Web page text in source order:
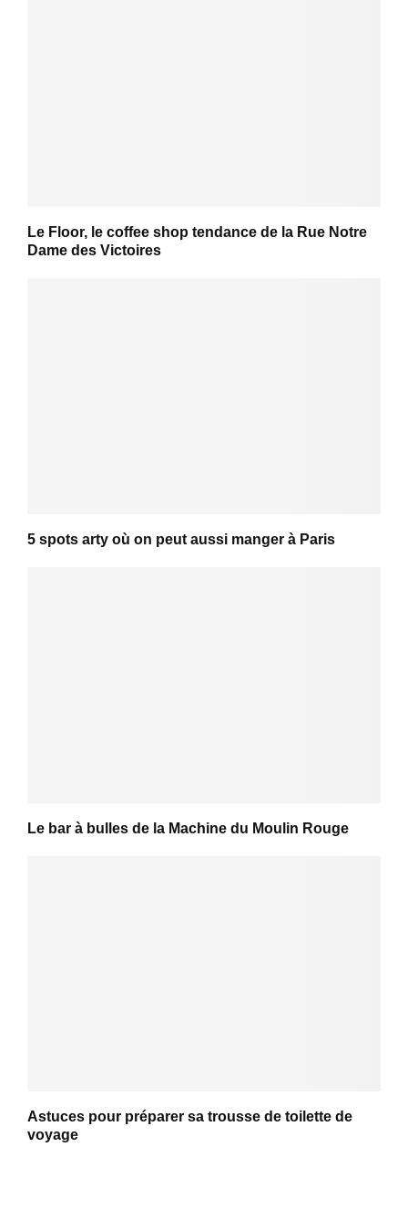
Le Floor, le coffee shop tendance de la Rue Notre
Dame des Victoires
5 spots arty où on peut aussi manger à Paris
Le bar à bulles de la Machine du Moulin Rouge
Astuces pour préparer sa trousse de toilette de
voyage